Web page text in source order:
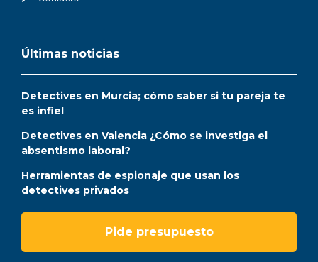
Últimas noticias
Detectives en Murcia; cómo saber si tu pareja te
es infiel
Detectives en Valencia ¿Cómo se investiga el
absentismo laboral?
Herramientas de espionaje que usan los
detectives privados
Pide presupuesto